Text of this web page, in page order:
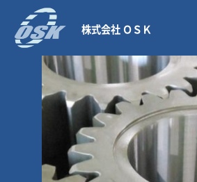
株式会社 ＯＳＫ